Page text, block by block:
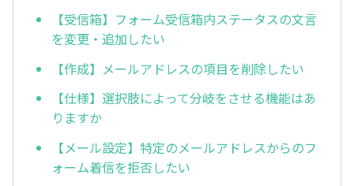
【受信箱】フォーム受信箱内ステータスの文言
を変更・追加したい
【作成】メールアドレスの項目を削除したい
【仕様】選択肢によって分岐をさせる機能はあ
りますか
【メール設定】特定のメールアドレスからのフ
ォーム着信を拒否したい